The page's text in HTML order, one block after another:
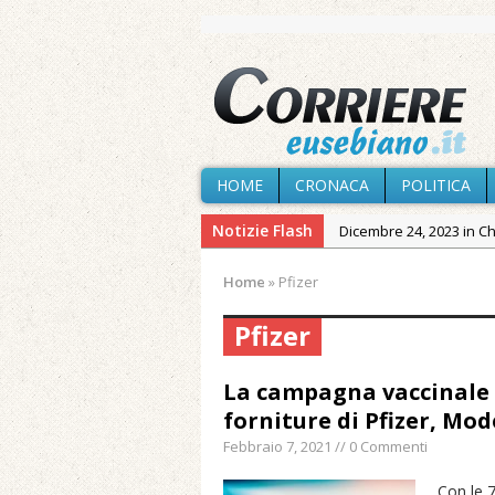
HOME CRONACA POLITICA
Notizie Flash Dicembre 24, 2023 in
Agosto 4, 2026 in
Agosto 3, 2026 in
Home » Pfizer
Pfizer
La campagna
forniture di Pfizer,
Febbraio 7, 2021 // 0 Commenti